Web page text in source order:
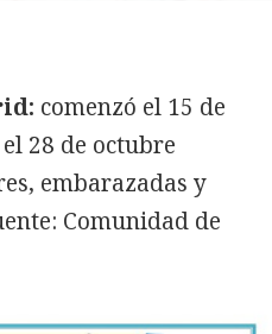
comenzó el 15 de
28 de octubre
embarazadas y
Comunidad de